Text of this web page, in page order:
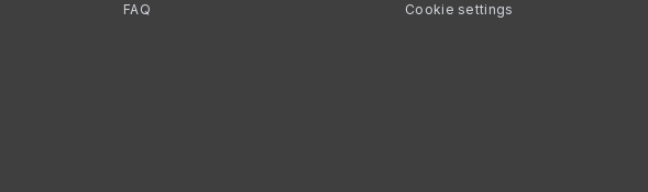
FAQ
Cookie settings